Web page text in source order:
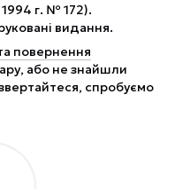
г. № 172).
видання.
повернення
або не знайшли
спробуємо